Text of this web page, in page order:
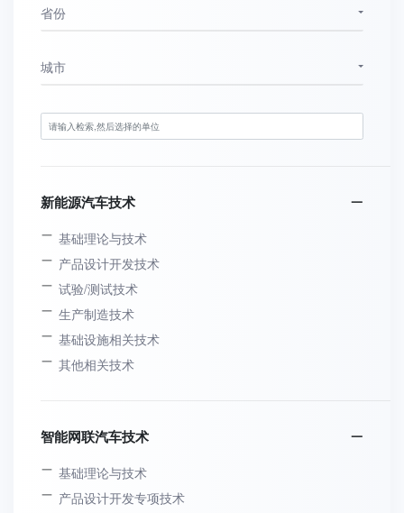
省份
城市
新能源汽车技术
基础理论与技术
产品设计开发技术
试验/测试技术
生产制造技术
基础设施相关技术
其他相关技术
智能网联汽车技术
基础理论与技术
产品设计开发专项技术